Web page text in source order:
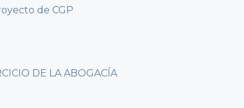
de CGP
DE LA ABOGACÍA